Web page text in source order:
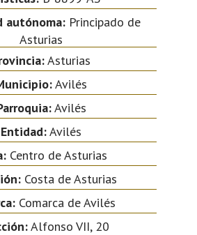
autónoma:Principado de
Asturias
Asturias
Avilés
Avilés
Entidad:Avilés
Centro de Asturias
Costa de Asturias
Comarca de Avilés
Alfonso VII, 20